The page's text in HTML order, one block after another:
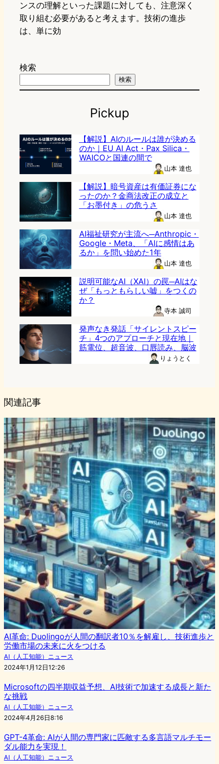
ンスの理解といった課題に対しても、注意深く
取り組む必要があると考えます。技術の進歩
は、単に効
検索
検索
Pickup
【解説】AIのルールは誰が決める
のか｜EU AI Act・Pax Silica・
WAICOと国連の間で
山本 達也
【解説】暗号資産は有価証券にな
ったのか？金商法改正の成立と
「お墨付き」の危うさ
山本 達也
AI福祉研究が主流へ─Anthropic・
Google・Meta、「AIに感情はあ
るか」を問い始めた1年
山本 達也
説明可能なAI（XAI）の罠─AIはな
ぜ「もっともらしい嘘」をつくの
か？
寺本 誠司
発声なき発話「サイレントスピー
チ」4つのアプローチと現在地｜
筋電位、超音波、口唇読み、脳波
りょうとく
関連記事
AI革命: Duolingoが人間の翻訳者10％を解雇し、技術進歩と
労働市場の未来に火をつける
AI（人工知能）ニュース
2024年1月12日12:26
Microsoftの四半期収益予想、AI技術で加速する成長と新た
な挑戦
AI（人工知能）ニュース
2024年4月26日8:16
GPT-4革命: AIが人間の専門家に匹敵する多言語マルチモー
ダル能力を実現！
AI（人工知能）ニュース